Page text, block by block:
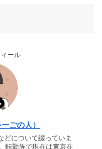
ール
ごの人）
どについて綴っていま
転勤族で現在は東京在